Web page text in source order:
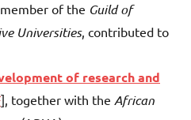
of the Guild of
Universities, contributed to
of research and
], together with the African